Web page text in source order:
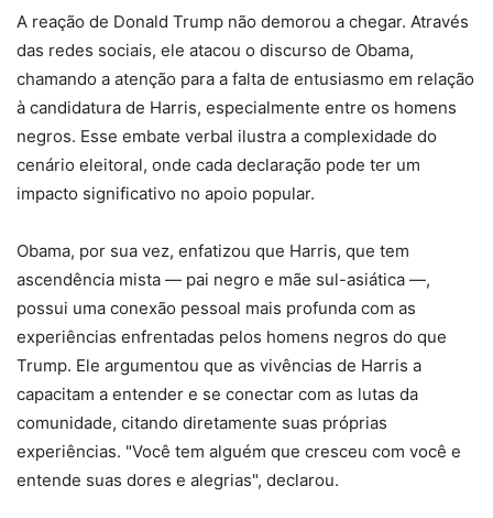
A reação de Donald Trump não demorou a chegar. Através
das redes sociais, ele atacou o discurso de Obama,
chamando a atenção para a falta de entusiasmo em relação
à candidatura de Harris, especialmente entre os homens
negros. Esse embate verbal ilustra a complexidade do
cenário eleitoral, onde cada declaração pode ter um
impacto significativo no apoio popular.
Obama, por sua vez, enfatizou que Harris, que tem
ascendência mista — pai negro e mãe sul-asiática —,
possui uma conexão pessoal mais profunda com as
experiências enfrentadas pelos homens negros do que
Trump. Ele argumentou que as vivências de Harris a
capacitam a entender e se conectar com as lutas da
comunidade, citando diretamente suas próprias
experiências. "Você tem alguém que cresceu com você e
entende suas dores e alegrias", declarou.